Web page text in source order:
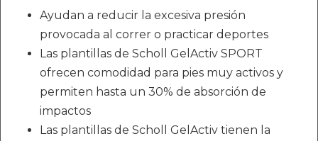
Ayudan a reducir la excesiva presión
provocada al correr o practicar deportes
Las plantillas de Scholl GelActiv SPORT
ofrecen comodidad para pies muy activos y
permiten hasta un 30% de absorción de
impactos
Las plantillas de Scholl GelActiv tienen la